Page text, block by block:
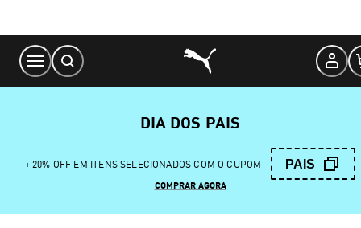
Content
DIA DOS PAIS
+ 20% OFF EM ITENS SELECIONADOS COM O CUPOM PAIS
COMPRAR AGORA